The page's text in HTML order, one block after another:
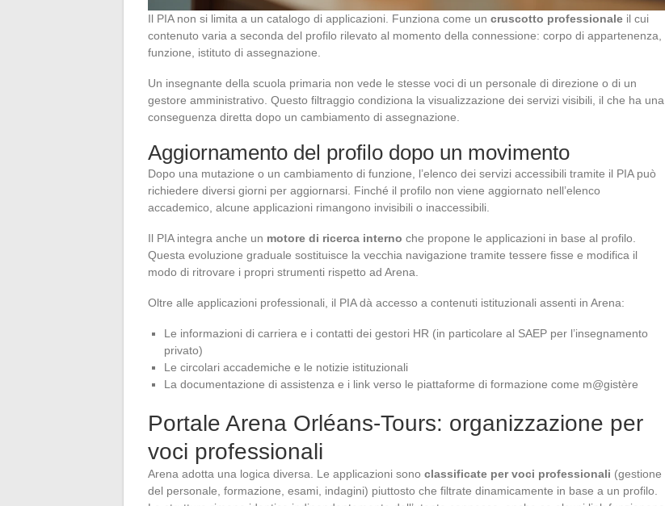
Il PIA non si limita a un catalogo di applicazioni. Funziona come un cruscotto professionale il cui
contenuto varia a seconda del profilo rilevato al momento della connessione: corpo di appartenenza,
funzione, istituto di assegnazione.
Un insegnante della scuola primaria non vede le stesse voci di un personale di direzione o di un
gestore amministrativo. Questo filtraggio condiziona la visualizzazione dei servizi visibili, il che ha una
conseguenza diretta dopo un cambiamento di assegnazione.
Aggiornamento del profilo dopo un movimento
Dopo una mutazione o un cambiamento di funzione, l’elenco dei servizi accessibili tramite il PIA può
richiedere diversi giorni per aggiornarsi. Finché il profilo non viene aggiornato nell’elenco
accademico, alcune applicazioni rimangono invisibili o inaccessibili.
Il PIA integra anche un motore di ricerca interno che propone le applicazioni in base al profilo.
Questa evoluzione graduale sostituisce la vecchia navigazione tramite tessere fisse e modifica il
modo di ritrovare i propri strumenti rispetto ad Arena.
Oltre alle applicazioni professionali, il PIA dà accesso a contenuti istituzionali assenti in Arena:
Le informazioni di carriera e i contatti dei gestori HR (in particolare al SAEP per l’insegnamento
privato)
Le circolari accademiche e le notizie istituzionali
La documentazione di assistenza e i link verso le piattaforme di formazione come m@gistère
Portale Arena Orléans-Tours: organizzazione per
voci professionali
Arena adotta una logica diversa. Le applicazioni sono classificate per voci professionali (gestione
del personale, formazione, esami, indagini) piuttosto che filtrate dinamicamente in base a un profilo.